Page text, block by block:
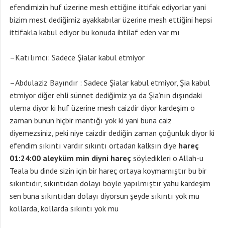
efendimizin huf üzerine mesh ettiğine ittifak ediyorlar yani
bizim mest dediğimiz ayakkabılar üzerine mesh ettiğini hepsi
ittifakla kabul ediyor bu konuda ihtilaf eden var mı
–Katılımcı: Sadece Şialar kabul etmiyor
–Abdulaziz Bayındır : Sadece Şialar kabul etmiyor, Şia kabul
etmiyor diğer ehli sünnet dediğimiz ya da Şia’nın dışındaki
ulema diyor ki huf üzerine mesh caizdir diyor kardeşim o
zaman bunun hiçbir mantığı yok ki yani buna caiz
diyemezsiniz, peki niye caizdir dediğin zaman çoğunluk diyor ki
efendim sıkıntı vardır sıkıntı ortadan kalksın diye hareç
01:24:00 aleyküm min diyni hareç söyledikleri o Allah-u
Teala bu dinde sizin için bir hareç ortaya koymamıştır bu bir
sıkıntıdır, sıkıntıdan dolayı böyle yapılmıştır yahu kardeşim
sen buna sıkıntıdan dolayı diyorsun şeyde sıkıntı yok mu
kollarda, kollarda sıkıntı yok mu